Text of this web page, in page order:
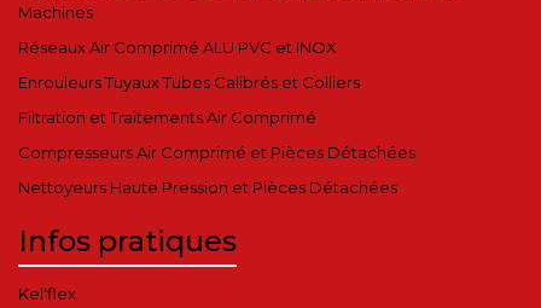
Machines
Réseaux Air Comprimé ALU PVC et INOX
Enrouleurs Tuyaux Tubes Calibrés et Colliers
Filtration et Traitements Air Comprimé
Compresseurs Air Comprimé et Pièces Détachées
Nettoyeurs Haute Pression et Pièces Détachées
Infos pratiques
Kel'flex